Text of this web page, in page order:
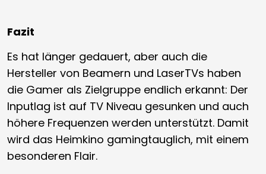
Fazit
Es hat länger gedauert, aber auch die
Hersteller von Beamern und LaserTVs haben
die Gamer als Zielgruppe endlich erkannt: Der
Inputlag ist auf TV Niveau gesunken und auch
höhere Frequenzen werden unterstützt. Damit
wird das Heimkino gamingtauglich, mit einem
besonderen Flair.